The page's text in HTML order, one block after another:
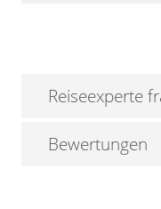
Reiseexperte
Bewertungen